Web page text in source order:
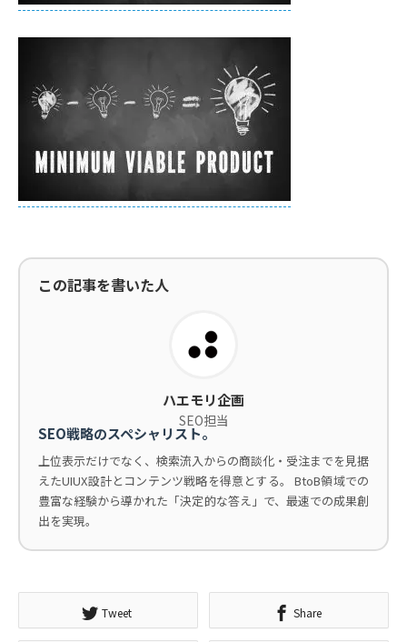
この記事を書いた人
ハエモリ企画
SEO担当
SEO戦略のスペシャリスト。
上位表示だけでなく、検索流入からの商談化・受注までを見据
えたUIUX設計とコンテンツ戦略を得意とする。 BtoB領域での
豊富な経験から導かれた「決定的な答え」で、最速での成果創
出を実現。
Tweet Share